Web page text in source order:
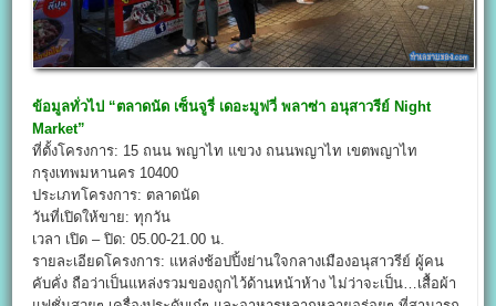
ข้อมูลทั่วไป “ตลาดนัด เซ็นจูรี่ เดอะมูฟวี่ พลาซ่า อนุสาวรีย์ Night
Market”
ที่ตั้งโครงการ: 15 ถนน พญาไท แขวง ถนนพญาไท เขตพญาไท
กรุงเทพมหานคร 10400
ประเภทโครงการ: ตลาดนัด
วันที่เปิดให้ขาย: ทุกวัน
เวลา เปิด – ปิด: 05.00-21.00 น.
รายละเอียดโครงการ: แหล่งช้อปปิ้งย่านใจกลางเมืองอนุสาวรีย์ ผู้คน
คับคั่ง ถือว่าเป็นแหล่งรวมของถูกไว้ด้านหน้าห้าง ไม่ว่าจะเป็น…เสื้อผ้า